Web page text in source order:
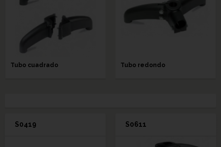
Tubo cuadrado Tubo redondo
S0419 S0611